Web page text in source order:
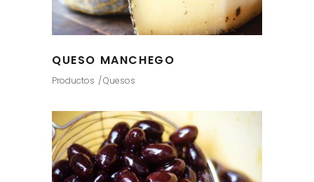
QUESO MANCHEGO
Productos Quesos